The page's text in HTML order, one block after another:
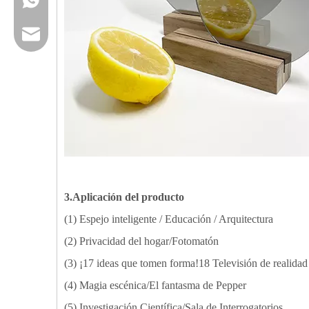
3.Aplicación del producto
(1) Espejo inteligente / Educación / Arquitectura
(2) Privacidad del hogar/Fotomatón
(3) ¡17 ideas que tomen forma!18 Televisión de
(4) Magia escénica/El fantasma de Pepper